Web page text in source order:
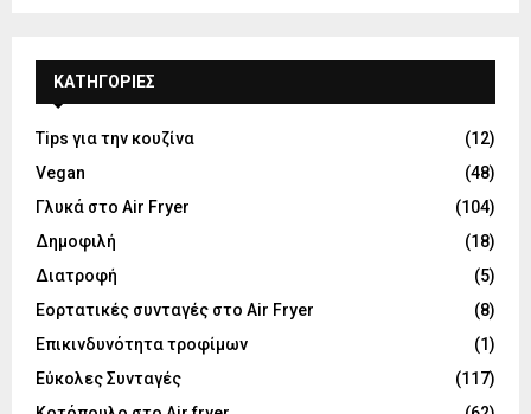
KΑΤΗΓΟΡΊΕΣ
Tips για την κουζίνα
(12)
Vegan
(48)
Γλυκά στο Air Fryer
(104)
Δημοφιλή
(18)
Διατροφή
(5)
Εορτατικές συνταγές στο Air Fryer
(8)
Επικινδυνότητα τροφίμων
(1)
Εύκολες Συνταγές
(117)